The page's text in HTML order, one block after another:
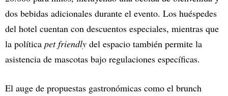
dos bebidas adicionales durante el evento. Los huéspedes
del hotel cuentan con descuentos especiales, mientras que
la política pet friendly del espacio también permite la
asistencia de mascotas bajo regulaciones específicas.
El auge de propuestas gastronómicas como el brunch